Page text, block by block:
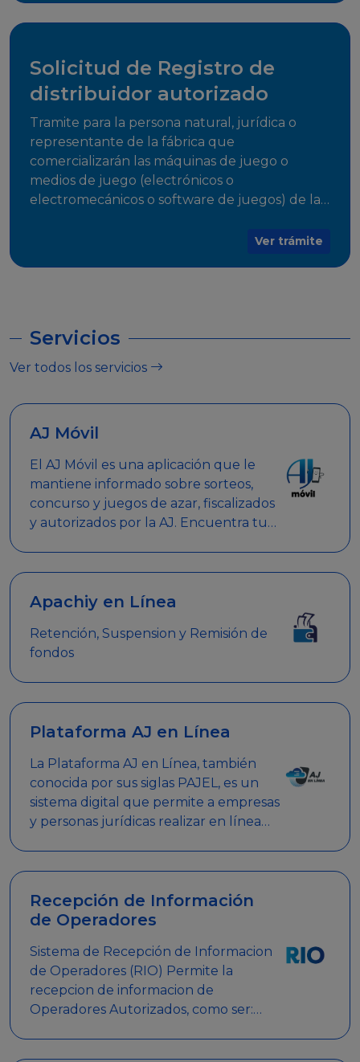
Solicitud de Registro de
distribuidor autorizado
Tramite para la persona natural, jurídica o
representante de la fábrica que
comercializarán las máquinas de juego o
medios de juego (electrónicos o
electromecánicos o software de juegos) de las
Ver trámite
Servicios
Ver todos los servicios
AJ Móvil
El AJ Móvil es una aplicación que le
mantiene informado sobre sorteos,
concurso y juegos de azar, fiscalizados
y autorizados por la AJ. Encuentra tus
clave.
Apachiy en Línea
Retención, Suspension y Remisión de
fondos
Plataforma AJ en Línea
La Plataforma AJ en Línea, también
conocida por sus siglas PAJEL, es un
sistema digital que permite a empresas
y personas jurídicas realizar en línea
Recepción de Información
de Operadores
Sistema de Recepción de Informacion
de Operadores (RIO) Permite la
recepcion de informacion de
Operadores Autorizados, como ser: